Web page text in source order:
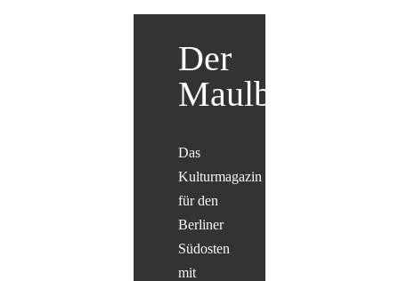
Der
Maulbär
Das
Kulturmagazin
für den
Berliner
Südosten
mit